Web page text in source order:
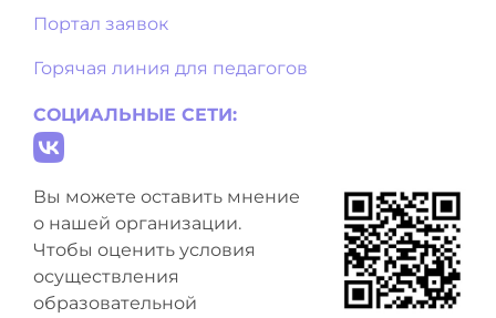
Портал заявок
Горячая линия для педагогов
СОЦИАЛЬНЫЕ СЕТИ:
Вы можете оставить мнение
о нашей организации.
Чтобы оценить условия
осуществления
образовательной